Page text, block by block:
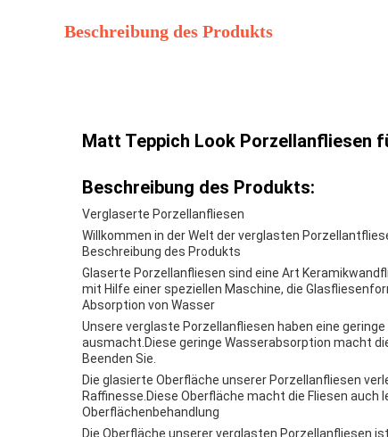
Beschreibung des Produkts
Matt Teppich Look Porzellanfliesen
Beschreibung des Produkts:
Verglaserte Porzellanfliesen
Willkommen in der Welt der verglasten
Beschreibung des Produkts
Glaserte Porzellanfliesen sind eine Art
mit Hilfe einer speziellen Maschine, die
Absorption von Wasser
Unsere verglaste Porzellanfliesen haben eine
ausmacht.Diese geringe Wasserabsorption macht
Beenden Sie.
Die glasierte Oberfläche unserer Porzellanfliesen
Raffinesse.Diese Oberfläche macht die Fliesen
Oberflächenbehandlung
Die Oberfläche unserer verglasten Porzellanfliesen